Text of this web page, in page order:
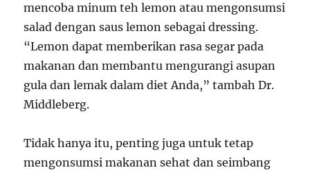
mencoba minum teh lemon atau mengonsumsi
salad dengan saus lemon sebagai dressing.
“Lemon dapat memberikan rasa segar pada
makanan dan membantu mengurangi asupan
gula dan lemak dalam diet Anda,” tambah Dr.
Middleberg.
Tidak hanya itu, penting juga untuk tetap
mengonsumsi makanan sehat dan seimbang